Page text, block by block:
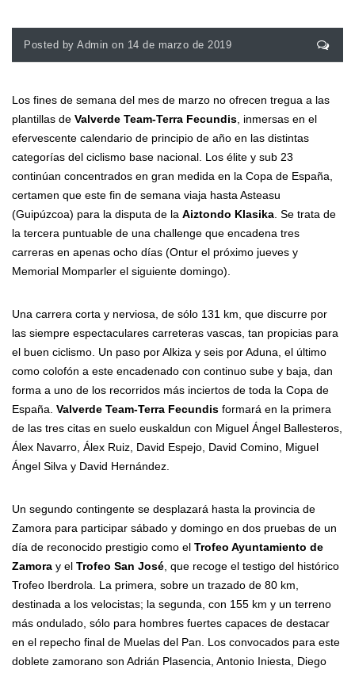
Posted by Admin on 14 de marzo de 2019
Los fines de semana del mes de marzo no ofrecen tregua a las
plantillas de Valverde Team-Terra Fecundis , inmersas en el
efervescente calendario de principio de año en las distintas
categorías del ciclismo base nacional. Los élite y sub 23
continúan concentrados en gran medida en la Copa de España,
certamen que este fin de semana viaja hasta Asteasu
(Guipúzcoa) para la disputa de la Aiztondo Klasika . Se trata de
la tercera puntuable de una challenge que encadena tres
carreras en apenas ocho días (Ontur el próximo jueves y
Memorial Momparler el siguiente domingo).
Una carrera corta y nerviosa, de sólo 131 km, que discurre por
las siempre espectaculares carreteras vascas, tan propicias para
el buen ciclismo. Un paso por Alkiza y seis por Aduna, el último
como colofón a este encadenado con continuo sube y baja, dan
forma a uno de los recorridos más inciertos de toda la Copa de
España. Valverde Team-Terra Fecundis formará en la primera
de las tres citas en suelo euskaldun con Miguel Ángel Ballesteros,
Álex Navarro, Álex Ruiz, David Espejo, David Comino, Miguel
Ángel Silva y David Hernández.
Un segundo contingente se desplazará hasta la provincia de
Zamora para participar sábado y domingo en dos pruebas de un
día de reconocido prestigio como el Trofeo Ayuntamiento de
Zamora y el Trofeo San José , que recoge el testigo del histórico
Trofeo Iberdrola. La primera, sobre un trazado de 80 km,
destinada a los velocistas; la segunda, con 155 km y un terreno
más ondulado, sólo para hombres fuertes capaces de destacar
en el repecho final de Muelas del Pan. Los convocados para este
doblete zamorano son Adrián Plasencia, Antonio Iniesta, Diego